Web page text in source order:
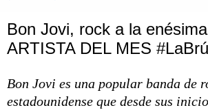
Bon Jovi, rock a la
ARTISTA DEL MES
Bon Jovi es una popular banda de
estadounidense que desde sus